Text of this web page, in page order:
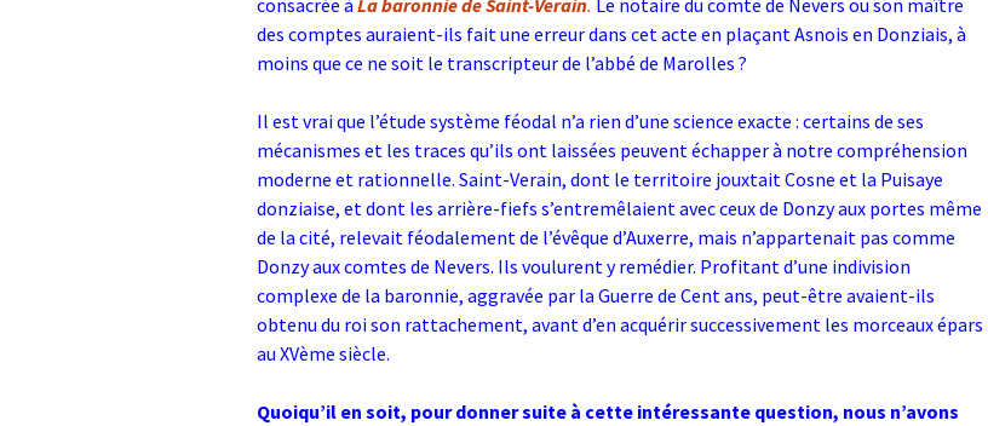
consacrée à La baronnie de Saint-Verain. Le notaire du comte de Nevers ou son maître
des comptes auraient-ils fait une erreur dans cet acte en plaçant Asnois en Donziais, à
moins que ce ne soit le transcripteur de l’abbé de Marolles ?
Il est vrai que l’étude système féodal n’a rien d’une science exacte : certains de ses
mécanismes et les traces qu’ils ont laissées peuvent échapper à notre compréhension
moderne et rationnelle. Saint-Verain, dont le territoire jouxtait Cosne et la Puisaye
donziaise, et dont les arrière-fiefs s’entremêlaient avec ceux de Donzy aux portes même
de la cité, relevait féodalement de l’évêque d’Auxerre, mais n’appartenait pas comme
Donzy aux comtes de Nevers. Ils voulurent y remédier. Profitant d’une indivision
complexe de la baronnie, aggravée par la Guerre de Cent ans, peut-être avaient-ils
obtenu du roi son rattachement, avant d’en acquérir successivement les morceaux épars
au XVème siècle.
Quoiqu’il en soit, pour donner suite à cette intéressante question, nous n’avons